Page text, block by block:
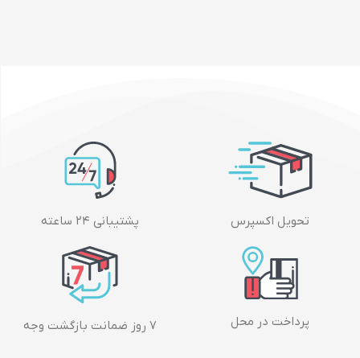
تحویل اکسپرس پشتیبانی ۲۴ ساعته
پرداخت در محل ۷ روز ضمانت بازگشت وجه